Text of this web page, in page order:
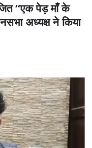
“एक पेड़ माँ के
अध्यक्ष ने किया